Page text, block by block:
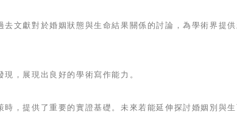
文獻對於婚姻狀態與生命結果關係的討論，為學術界提供
，展現出良好的學術寫作能力。
，提供了重要的實證基礎。未來若能延伸探討婚姻別與